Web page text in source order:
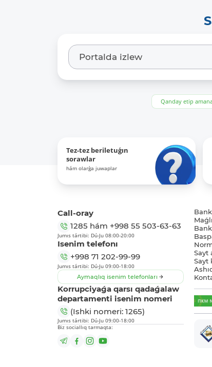
Qanday etip
Tez-tez beriletuǵın
sorawlar
hám olarǵa juwaplar
Call-oray
1285 hám +998 55 503-63-63
Jumıs tártibi: Dú-Ju 08:00-20:00
Isenim telefonı
+998 71 202-99-99
Jumıs tártibi: Dú-Ju 09:00-18:00
Aymaqlıq isenim telefonları
Korrupciyaǵa qarsı qadaǵalaw
departamenti isenim nomeri
(Ishki nomeri: 1265)
Jumıs tártibi: Dú-Ju 09:00-18:00
Biz sociallıq tarmaqta:
Sayt
Sayt